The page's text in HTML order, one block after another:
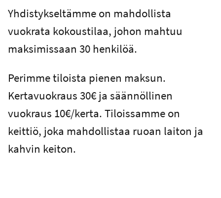
Yhdistykseltämme on mahdollista
vuokrata kokoustilaa, johon mahtuu
maksimissaan 30 henkilöä.
Perimme tiloista pienen maksun.
Kertavuokraus 30€ ja säännöllinen
vuokraus 10€/kerta. Tiloissamme on
keittiö, joka mahdollistaa ruoan laiton ja
kahvin keiton.